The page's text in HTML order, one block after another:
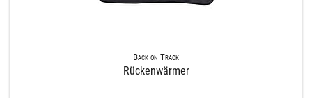
Back on Track
Rückenwärmer